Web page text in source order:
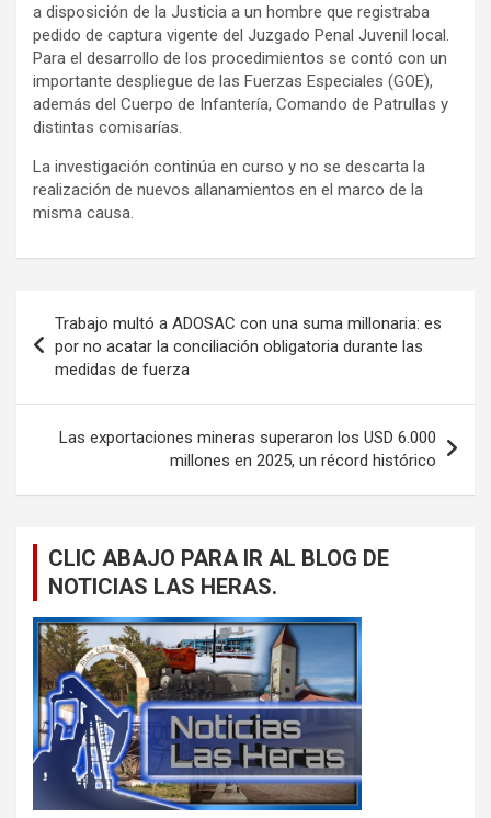
a disposición de la Justicia a un hombre que registraba
pedido de captura vigente del Juzgado Penal Juvenil local.
Para el desarrollo de los procedimientos se contó con un
importante despliegue de las Fuerzas Especiales (GOE),
además del Cuerpo de Infantería, Comando de Patrullas y
distintas comisarías.
La investigación continúa en curso y no se descarta la
realización de nuevos allanamientos en el marco de la
misma causa.
de
entradas
Trabajo multó a ADOSAC con una suma millonaria: es
por no acatar la conciliación obligatoria durante las
medidas de fuerza
Las exportaciones mineras superaron los USD 6.000
millones en 2025, un récord histórico
CLIC ABAJO PARA IR AL BLOG DE
NOTICIAS LAS HERAS.